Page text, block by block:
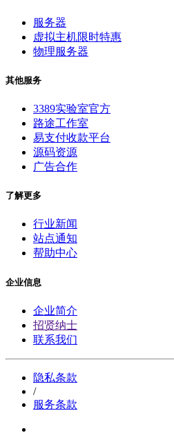
服务器
虚拟主机限时特惠
物理服务器
其他服务
3389实验室官方
路途工作室
易支付收款平台
源码资源
广告合作
了解更多
行业新闻
站点通知
帮助中心
企业信息
企业简介
招贤纳士
联系我们
隐私条款
/
服务条款